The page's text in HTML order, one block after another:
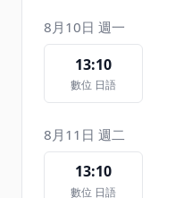
8月10日 週一
13:10
數位 日語
8月11日 週二
13:10
數位 日語